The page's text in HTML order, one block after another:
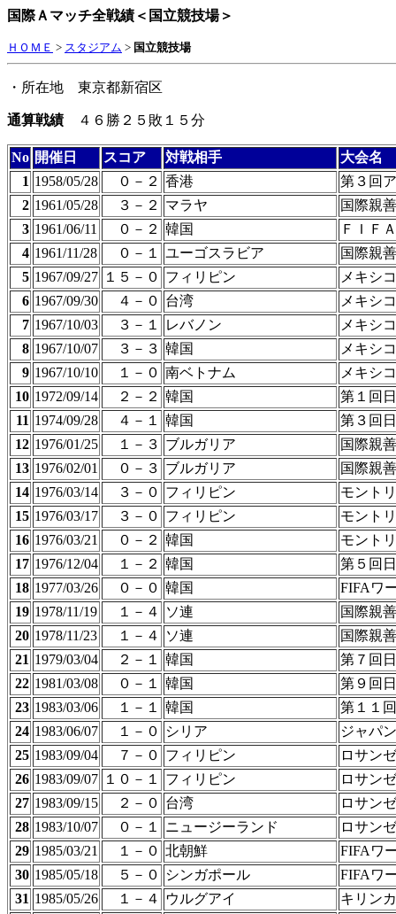
国際Ａマッチ全戦績＜国立競技場＞
ＨＯＭＥ > スタジアム > 国立競技場
・所在地 東京都新宿区
通算戦績 ４６勝２５敗１５分
No 開催日 スコア 対戦相手
大会名
1 1958/05/28 ０－２ 香港
第３回
2 1961/05/28 ３－２ マラヤ
国際親
3 1961/06/11 ０－２ 韓国
ＦＩＦ
4 1961/11/28 ０－１ ユーゴスラビア
国際親
5 1967/09/27 １５－０ フィリピン
メキシ
6 1967/09/30 ４－０ 台湾
メキシ
7 1967/10/03 ３－１ レバノン
メキシ
8 1967/10/07 ３－３ 韓国
メキシ
9 1967/10/10 １－０ 南ベトナム
メキシ
10 1972/09/14 ２－２ 韓国
第１回
11 1974/09/28 ４－１ 韓国
第３回
12 1976/01/25 １－３ ブルガリア
国際親
13 1976/02/01 ０－３ ブルガリア
国際親
14 1976/03/14 ３－０ フィリピン
モント
15 1976/03/17 ３－０ フィリピン
モント
16 1976/03/21 ０－２ 韓国
モント
17 1976/12/04 １－２ 韓国
第５回
18 1977/03/26 ０－０ 韓国
FIFAワ
19 1978/11/19 １－４ ソ連
国際親
20 1978/11/23 １－４ ソ連
国際親
21 1979/03/04 ２－１ 韓国
第７回
22 1981/03/08 ０－１ 韓国
第９回
23 1983/03/06 １－１ 韓国
第１１
24 1983/06/07 １－０ シリア
ジャパ
25 1983/09/04 ７－０ フィリピン
ロサン
26 1983/09/07 １０－１ フィリピン
ロサン
27 1983/09/15 ２－０ 台湾
ロサン
28 1983/10/07 ０－１ ニュージーランド
ロサン
29 1985/03/21 １－０ 北朝鮮
FIFAワ
30 1985/05/18 ５－０ シンガポール
FIFAワ
31 1985/05/26 １－４ ウルグアイ
キリン